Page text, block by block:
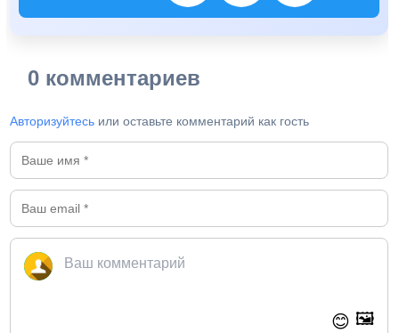
0 комментариев
Авторизуйтесь или оставьте комментарий как гость
😊 🖼️